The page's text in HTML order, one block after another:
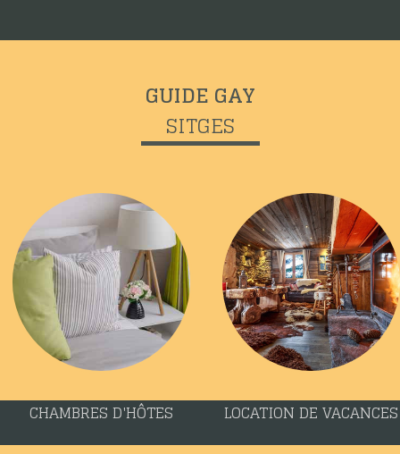
GUIDE GAY
SITGES
CHAMBRES D'HÔTES LOCATION DE VACANCES